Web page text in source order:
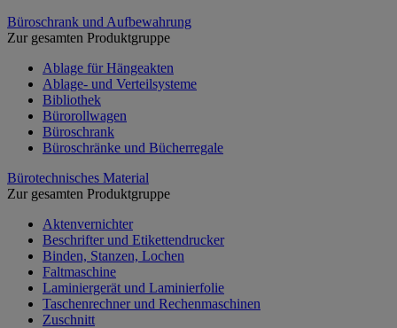
Büroschrank und Aufbewahrung
Zur gesamten Produktgruppe
Ablage für Hängeakten
Ablage- und Verteilsysteme
Bibliothek
Bürorollwagen
Büroschrank
Büroschränke und Bücherregale
Bürotechnisches Material
Zur gesamten Produktgruppe
Aktenvernichter
Beschrifter und Etikettendrucker
Binden, Stanzen, Lochen
Faltmaschine
Laminiergerät und Laminierfolie
Taschenrechner und Rechenmaschinen
Zuschnitt